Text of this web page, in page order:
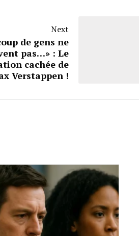
Next
de gens ne
pas…» : Le
cachée de
Verstappen !